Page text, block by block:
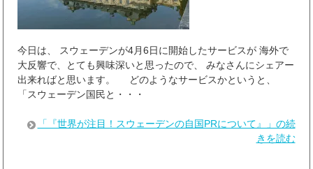
今日は、 スウェーデンが4月6日に開始したサービスが 海外で
大反響で、とても興味深いと思ったので、 みなさんにシェアー
出来ればと思います。 どのようなサービスかというと、
「スウェーデン国民と・・・
「『世界が注目！スウェーデンの自国PRについて』」の続
きを読む